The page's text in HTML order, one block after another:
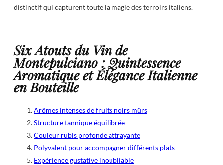
distinctif qui capturent toute la magie des terroirs italiens.
Six Atouts du Vin de
Montepulciano : Quintessence
Aromatique et Élégance Italienne
en Bouteille
Arômes intenses de fruits noirs mûrs
Structure tannique équilibrée
Couleur rubis profonde attrayante
Polyvalent pour accompagner différents plats
Expérience gustative inoubliable